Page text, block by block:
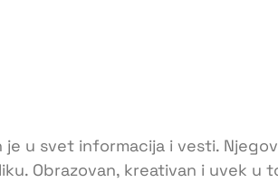
u svet informacija i vesti.
Obrazovan, kreativan i uvek u